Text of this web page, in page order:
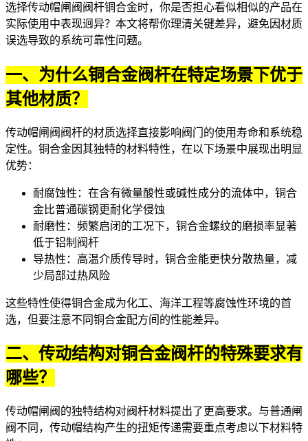
选择传动帽闸阀阀杆铜合金时，你是否担心看似相似的产品在
实际使用中表现迥异？本文将帮你理清关键差异，避免因材质
误选导致的系统可靠性问题。
一、为什么铜合金阀杆在特定场景下优于
其他材质？
传动帽闸阀阀杆的材质选择直接影响阀门的使用寿命和系统稳
定性。铜合金因其独特的材料特性，在以下场景中展现出明显
优势：
耐腐蚀性：在含有微量酸性或碱性成分的流体中，铜合
金比普通碳钢更耐化学侵蚀
耐磨性：频繁启闭的工况下，铜合金螺纹的磨损率显著
低于铝制阀杆
导热性：高温介质传导时，铜合金能更快分散热量，减
少局部过热风险
这些特性使得铜合金成为化工、海洋工程等腐蚀性环境的首
选，但要注意不同铜合金配方间的性能差异。
二、传动结构对铜合金阀杆的特殊要求有
哪些？
传动帽闸阀的独特结构对阀杆材料提出了更高要求。与普通闸
阀不同，传动帽结构产生的扭矩传递需要重点考虑以下材料特